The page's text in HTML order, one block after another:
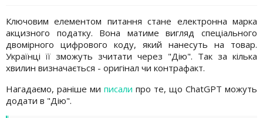
Ключовим елементом питання стане електронна марка
акцизного податку. Вона матиме вигляд спеціального
двомірного цифрового коду, який нанесуть на товар.
Українці її зможуть зчитати через "Дію". Так за кілька
хвилин визначається - оригінал чи контрафакт.
Нагадаємо, раніше ми писали про те, що ChatGPT можуть
додати в "Дію".